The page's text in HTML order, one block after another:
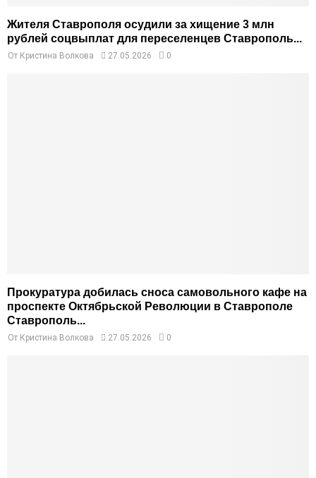
Жителя Ставрополя осудили за хищение 3 млн
рублей соцвыплат для переселенцев Ставрополь...
От Кристина Волкова 27.05.2026 0
Прокуратура добилась сноса самовольного кафе на
проспекте Октябрьской Революции в Ставрополе
Ставрополь...
От Кристина Волкова 27.05.2026 0